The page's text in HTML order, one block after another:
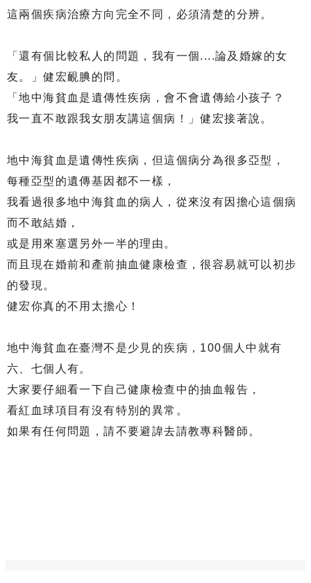
這兩個疾病治療方向完全不同，必須清楚的分辨。
「還有個比較私人的問題，我有一個....論及婚嫁的女
友。」健宏靦腆的問。
「地中海貧血是遺傳性疾病，會不會遺傳給小孩子？
我一直不敢跟我女朋友講這個病！」健宏接著說。
地中海貧血是遺傳性疾病，但這個病分為很多亞型，
每種亞型的遺傳基因都不一樣，
我看過很多地中海貧血的病人，從來沒有因擔心這個病
而不敢結婚，
或是用來塞選另外一半的理由。
而且現在婚前和產前抽血健康檢查，很容易就可以初步
的發現。
健宏你真的不用太擔心！
地中海貧血在臺灣不是少見的疾病，100個人中就有
六、七個人有。
大家要仔細看一下自己健康檢查中的抽血報告，
看紅血球項目有沒有特別的異常。
如果有任何問題，請不要避諱去請教專科醫師。